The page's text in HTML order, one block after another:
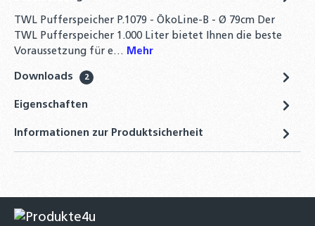
TWL Pufferspeicher P.1079 - ÖkoLine-B - Ø 79cm Der
TWL Pufferspeicher 1.000 Liter bietet Ihnen die beste
Voraussetzung für e… Mehr
Downloads 2
Eigenschaften
Informationen zur Produktsicherheit